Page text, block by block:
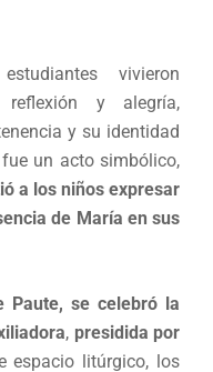
vivieron
reflexión y alegría,
y su identidad
un acto simbólico,
a los niños expresar
de María en sus
se celebró la
, presidida por
espacio litúrgico, los